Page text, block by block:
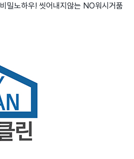
밀노하우! 씻어내지않는 NO워시거품